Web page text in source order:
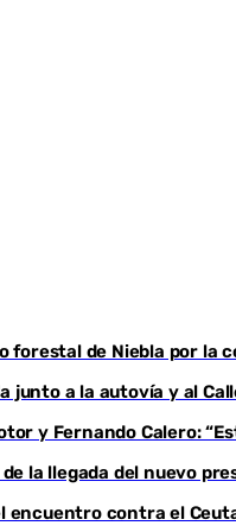
forestal de Niebla por la
junto a la autovía y al
y Fernando Calero:
la llegada del nuevo
encuentro contra el